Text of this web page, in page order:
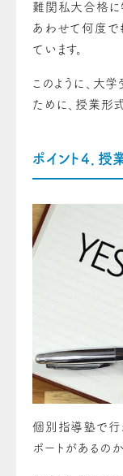
難関私大合格に
あわせて何度で
ています。
このように、大
ために、授業形式
ポイント４．
個別指導塾で行
ポートがあるの